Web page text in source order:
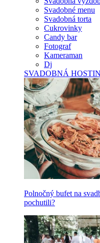
Svadobné menu
Svadobná torta
Cukrovinky
Candy bar
Fotograf
Kameraman
Dj
SVADOBNÁ
Polnočný bufet na
pochutili?